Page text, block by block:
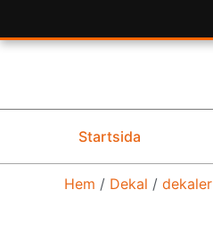
Startsida
Hem / Dekal / dekaler